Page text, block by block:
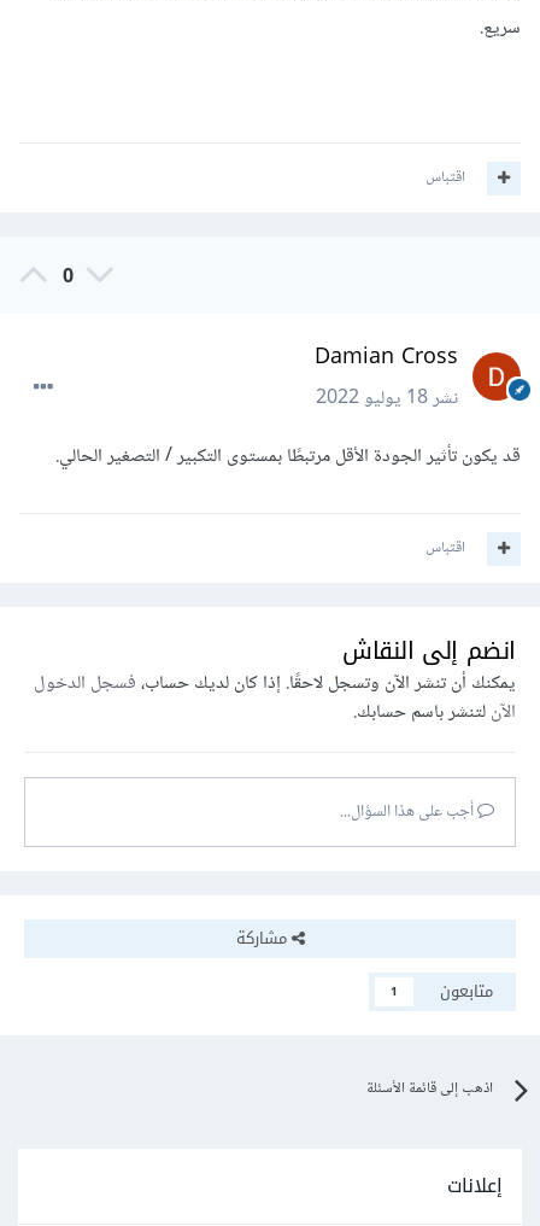
سريع.
اقتباس
0
Damian Cross
نشر18 يوليو 2022
قد يكون تأثير الجودة الأقل مرتبطًا بمستوى التكبير / التصغير الحالي.
اقتباس
انضم إلى النقاش
يمكنك أن تنشر الآن وتسجل لاحقًا. إذا كان لديك حساب،فسجل الدخول
الآنلتنشر باسم حسابك.
أجب على هذا السؤال...
مشاركة
متابعون
1
اذهب إلى قائمة الأسئلة
إعلانات